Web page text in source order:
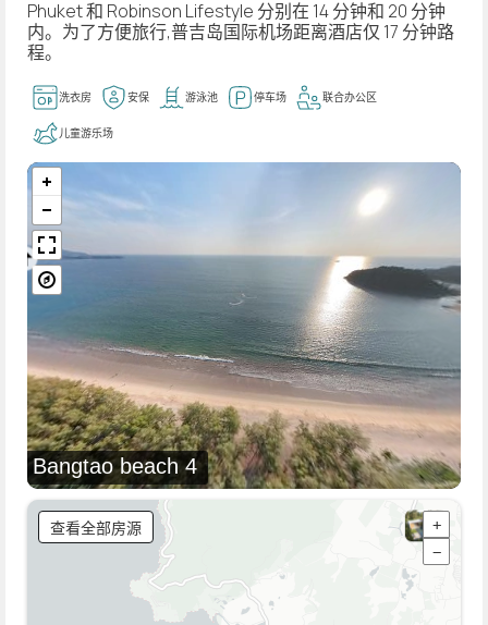
Phuket 和 Robinson Lifestyle 分别在 14 分钟和 20 分钟
内。为了方便旅行,普吉岛国际机场距离酒店仅 17 分钟路
程。
洗衣房 安保 游泳池 停车场 联合办公区
儿童游乐场
Bangtao beach 4
查看全部房源
+
−